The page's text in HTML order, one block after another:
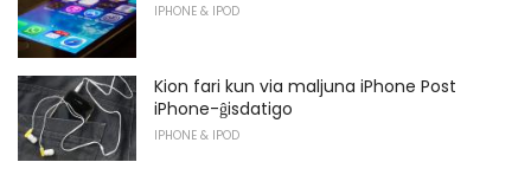
IPHONE & IPOD
Kion fari kun via maljuna iPhone Post
iPhone-ĝisdatigo
IPHONE & IPOD